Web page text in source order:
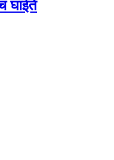
घाईते